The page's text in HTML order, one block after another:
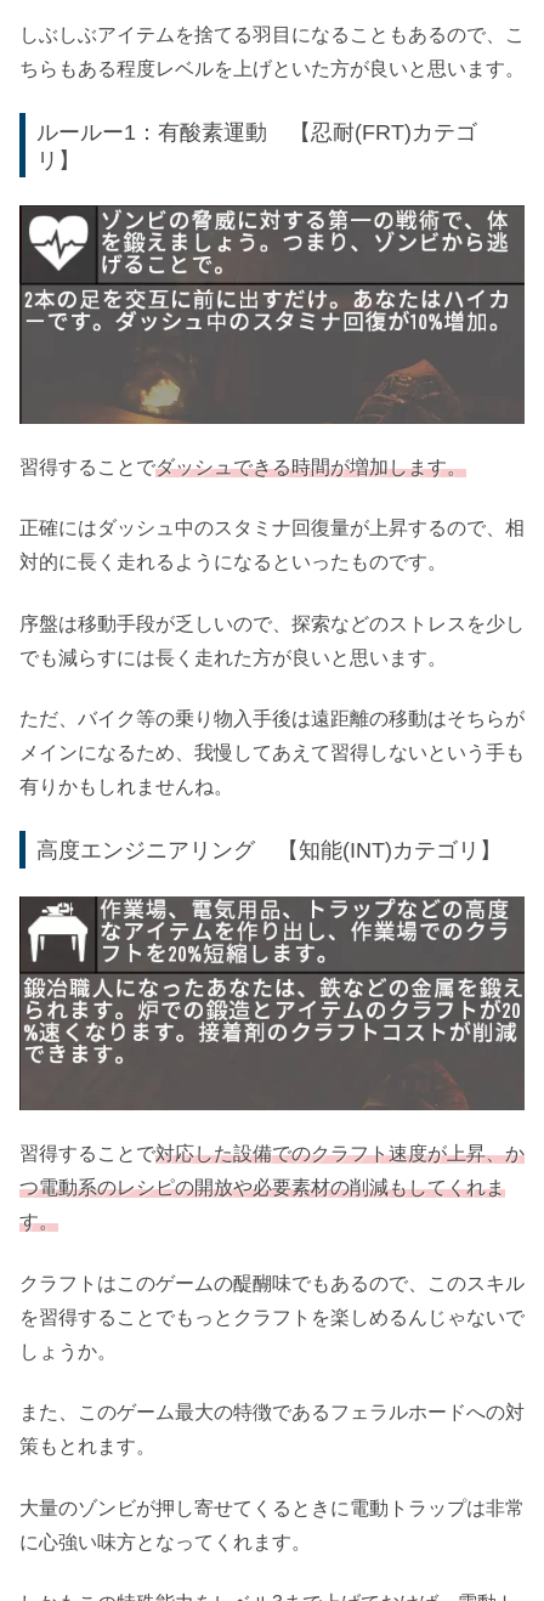
しぶしぶアイテムを捨てる羽目になることもあるので、こ
ちらもある程度レベルを上げといた方が良いと思います。
ルールー1：有酸素運動 【忍耐(FRT)カテゴ
リ】
習得することでダッシュできる時間が増加します。
正確にはダッシュ中のスタミナ回復量が上昇するので、相
対的に長く走れるようになるといったものです。
序盤は移動手段が乏しいので、探索などのストレスを少し
でも減らすには長く走れた方が良いと思います。
ただ、バイク等の乗り物入手後は遠距離の移動はそちらが
メインになるため、我慢してあえて習得しないという手も
有りかもしれませんね。
高度エンジニアリング 【知能(INT)カテゴリ】
習得することで対応した設備でのクラフト速度が上昇、か
つ電動系のレシピの開放や必要素材の削減もしてくれま
す。
クラフトはこのゲームの醍醐味でもあるので、このスキル
を習得することでもっとクラフトを楽しめるんじゃないで
しょうか。
また、このゲーム最大の特徴であるフェラルホードへの対
策もとれます。
大量のゾンビが押し寄せてくるときに電動トラップは非常
に心強い味方となってくれます。